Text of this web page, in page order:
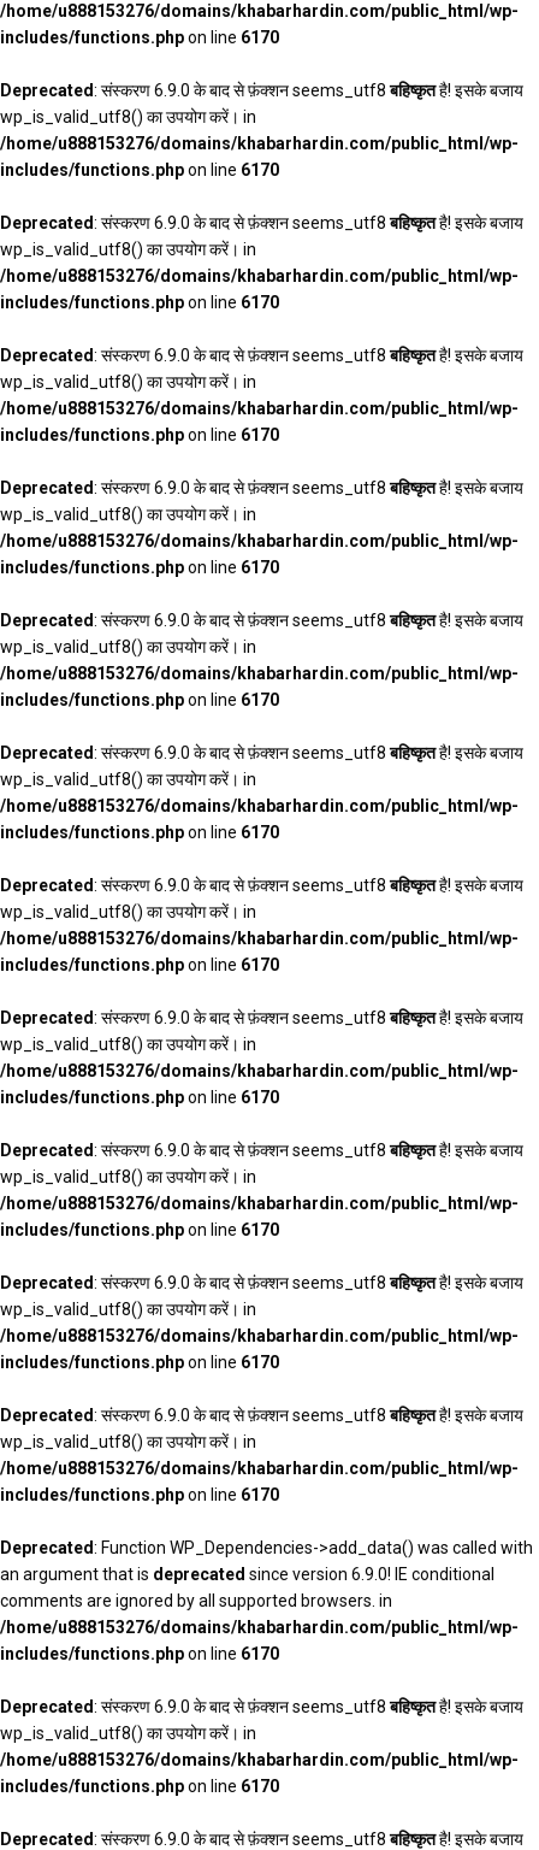
/home/u888153276/domains/khabarhardin.com/public_html/wp-
includes/functions.phpon line 6170
Deprecated: संस्करण 6.9.0 के बाद से फ़ंक्शन seems_utf8बहिष्कृतहै! इसके बजाय
wp_is_valid_utf8() का उपयोग करें। in
/home/u888153276/domains/khabarhardin.com/public_html/wp-
includes/functions.phpon line 6170
Deprecated: संस्करण 6.9.0 के बाद से फ़ंक्शन seems_utf8बहिष्कृतहै! इसके बजाय
wp_is_valid_utf8() का उपयोग करें। in
/home/u888153276/domains/khabarhardin.com/public_html/wp-
includes/functions.phpon line 6170
Deprecated: संस्करण 6.9.0 के बाद से फ़ंक्शन seems_utf8बहिष्कृतहै! इसके बजाय
wp_is_valid_utf8() का उपयोग करें। in
/home/u888153276/domains/khabarhardin.com/public_html/wp-
includes/functions.phpon line 6170
Deprecated: संस्करण 6.9.0 के बाद से फ़ंक्शन seems_utf8बहिष्कृतहै! इसके बजाय
wp_is_valid_utf8() का उपयोग करें। in
/home/u888153276/domains/khabarhardin.com/public_html/wp-
includes/functions.phpon line 6170
Deprecated: संस्करण 6.9.0 के बाद से फ़ंक्शन seems_utf8बहिष्कृतहै! इसके बजाय
wp_is_valid_utf8() का उपयोग करें। in
/home/u888153276/domains/khabarhardin.com/public_html/wp-
includes/functions.phpon line 6170
Deprecated: संस्करण 6.9.0 के बाद से फ़ंक्शन seems_utf8बहिष्कृतहै! इसके बजाय
wp_is_valid_utf8() का उपयोग करें। in
/home/u888153276/domains/khabarhardin.com/public_html/wp-
includes/functions.phpon line 6170
Deprecated: संस्करण 6.9.0 के बाद से फ़ंक्शन seems_utf8बहिष्कृतहै! इसके बजाय
wp_is_valid_utf8() का उपयोग करें। in
/home/u888153276/domains/khabarhardin.com/public_html/wp-
includes/functions.phpon line 6170
Deprecated: संस्करण 6.9.0 के बाद से फ़ंक्शन seems_utf8बहिष्कृतहै! इसके बजाय
wp_is_valid_utf8() का उपयोग करें। in
/home/u888153276/domains/khabarhardin.com/public_html/wp-
includes/functions.phpon line 6170
Deprecated: संस्करण 6.9.0 के बाद से फ़ंक्शन seems_utf8बहिष्कृतहै! इसके बजाय
wp_is_valid_utf8() का उपयोग करें। in
/home/u888153276/domains/khabarhardin.com/public_html/wp-
includes/functions.phpon line 6170
Deprecated: संस्करण 6.9.0 के बाद से फ़ंक्शन seems_utf8बहिष्कृतहै! इसके बजाय
wp_is_valid_utf8() का उपयोग करें। in
/home/u888153276/domains/khabarhardin.com/public_html/wp-
includes/functions.phpon line 6170
Deprecated: संस्करण 6.9.0 के बाद से फ़ंक्शन seems_utf8बहिष्कृतहै! इसके बजाय
wp_is_valid_utf8() का उपयोग करें। in
/home/u888153276/domains/khabarhardin.com/public_html/wp-
includes/functions.phpon line 6170
Deprecated: Function WP_Dependencies->add_data() was called with
an argument that is deprecated since version 6.9.0! IE conditional
comments are ignored by all supported browsers. in
/home/u888153276/domains/khabarhardin.com/public_html/wp-
includes/functions.phpon line 6170
Deprecated: संस्करण 6.9.0 के बाद से फ़ंक्शन seems_utf8बहिष्कृतहै! इसके बजाय
wp_is_valid_utf8() का उपयोग करें। in
/home/u888153276/domains/khabarhardin.com/public_html/wp-
includes/functions.phpon line 6170
Deprecated: संस्करण 6.9.0 के बाद से फ़ंक्शन seems_utf8बहिष्कृतहै! इसके बजाय